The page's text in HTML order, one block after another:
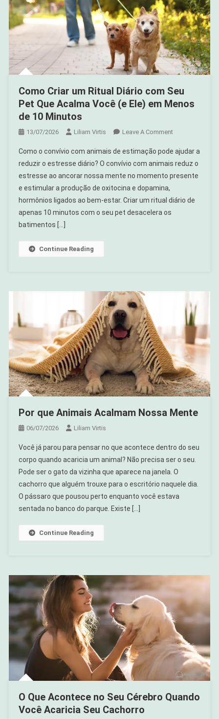
Como Criar um Ritual Diário com Seu
Pet Que Acalma Você (e Ele) em Menos
de 10 Minutos
13/07/2026 Liliam Virtis Leave A CommentOn
Criar
Um
Ritual
Com
Menos
Como o convívio com animais de estimação pode ajudar a
reduzir o estresse diário? O convívio com animais reduz o
estresse ao ancorar nossa mente no momento presente
e estimular a produção de oxitocina e dopamina,
hormônios ligados ao bem-estar. Criar um ritual diário de
apenas 10 minutos com o seu pet desacelera os
batimentos […]
Continue Reading
Por que Animais Acalmam Nossa Mente
06/07/2026 Liliam Virtis
Você já parou para pensar no que acontece dentro do seu
corpo quando acaricia um animal? Não precisa ser o seu.
Pode ser o gato da vizinha que aparece na janela. O
cachorro que alguém trouxe para o escritório naquele dia.
O pássaro que pousou perto enquanto você estava
sentada no banco do parque. Existe […]
Continue Reading
O Que Acontece no Seu Cérebro Quando
Você Acaricia Seu Cachorro